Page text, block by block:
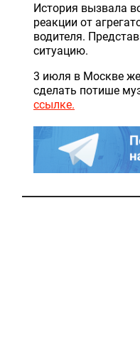
История вызвала
реакции от
водителя.
ситуацию.
3 июля в Москве
сделать потише
ссылке.